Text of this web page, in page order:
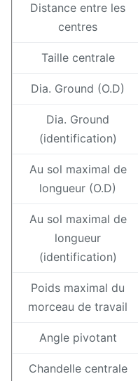
Norme ouverte
central
Axe d'équilibre
Distance entre les
centres
Taille centrale
Dia. Ground (O.D)
Dia. Ground
(identification)
Au sol maximal de
longueur (O.D)
Au sol maximal de
longueur
(identification)
Poids maximal du
morceau de travail
Angle pivotant
Chandelle centrale